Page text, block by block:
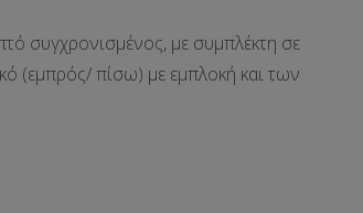
συγχρονισμένος, με συμπλέκτη σε
(εμπρός/ πίσω) με εμπλοκή και των